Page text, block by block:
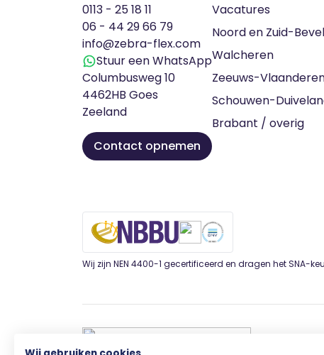
0113 - 25 18 11
06 - 44 29 66 79
info@zebra-flex.com
Stuur een WhatsApp
Columbusweg 10
4462HB Goes
Zeeland
Contact opnemen
Vacatures
Noord en Zuid-
Walcheren
Zeeuws-
Schouwen-
Brabant / overig
Wij zijn NEN 4400-1 gecertificeerd en dragen het SNA-